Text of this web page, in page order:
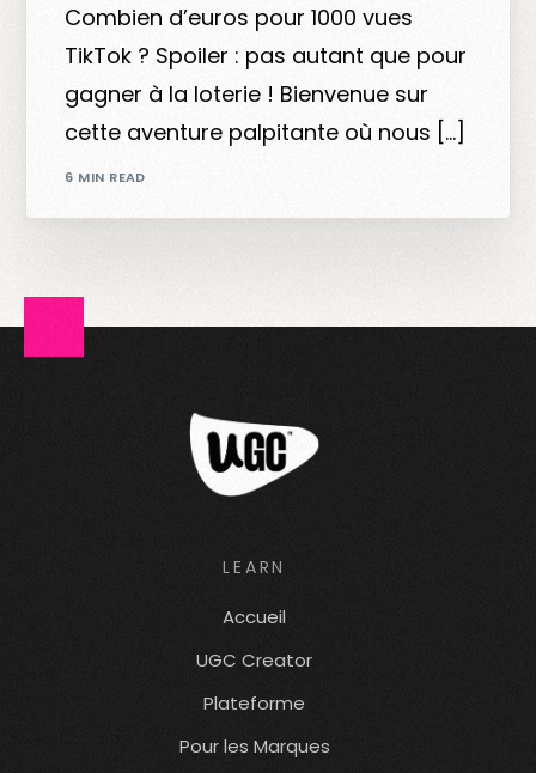
Combien d’euros pour 1000 vues
TikTok ? Spoiler : pas autant que pour
gagner à la loterie ! Bienvenue sur
cette aventure palpitante où nous […]
6 MIN READ
LEARN
Accueil
UGC Creator
Plateforme
Pour les Marques